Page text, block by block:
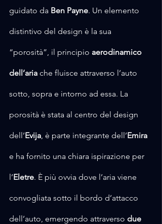
guidato da Ben Payne. Un elemento
distintivo del design è la sua
“porosità”, il principio aerodinamico
dell’aria che fluisce attraverso l’auto
sotto, sopra e intorno ad essa. La
porosità è stata al centro del design
dell’Evija, è parte integrante dell’Emira
e ha fornito una chiara ispirazione per
l’Eletre. È più ovvia dove l’aria viene
convogliata sotto il bordo d’attacco
dell’auto, emergendo attraverso due